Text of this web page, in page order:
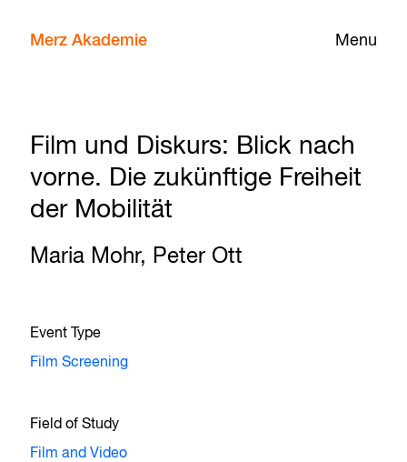
Menu
Merz Akademie
Film und Diskurs: Blick nach
vorne. Die zukünftige Freiheit
der Mobilität
Maria Mohr, Peter Ott
Event Type
Film Screening
Field of Study
Film and Video